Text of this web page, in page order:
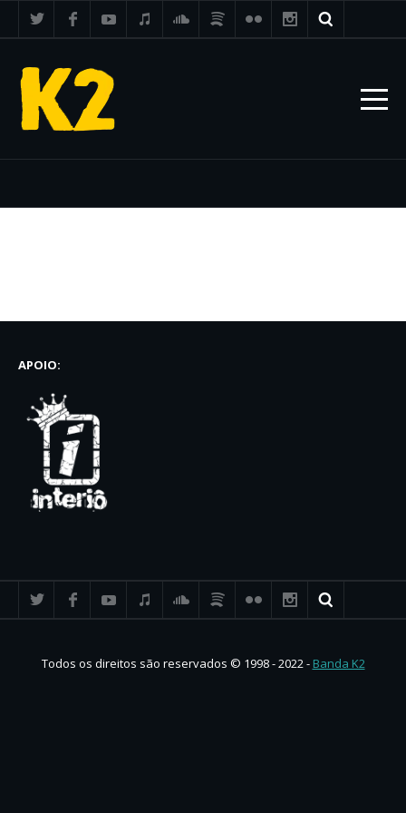
APOIO:
Todos os direitos são reservados © 1998 - 2022 - Banda K2